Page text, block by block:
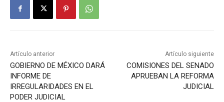
Artículo anterior
GOBIERNO DE MÉXICO DARÁ
INFORME DE
IRREGULARIDADES EN EL
PODER JUDICIAL
Artículo siguiente
COMISIONES DEL SENADO
APRUEBAN LA REFORMA
JUDICIAL